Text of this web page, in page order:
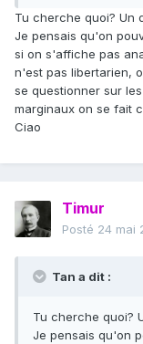
Tu cherche quoi? Un
Je pensais qu'on
si on s'affiche pas
n'est pas libertarien,
se questionner sur
marginaux on se fait
Ciao
Timur
Posté 24 mai
Tan a dit :
Tu cherche quoi?
Je pensais qu'on